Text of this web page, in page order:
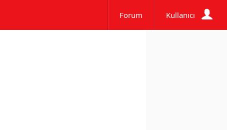
Forum Kullanıcı